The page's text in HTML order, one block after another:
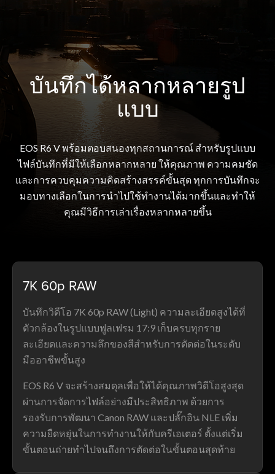
บันทึกได้หลากหลายรูป
แบบ
EOS R6 V พร้อมตอบสนองทุกสถานการณ์ สำหรับรูปแบบ
ไฟล์บันทึกที่มีให้เลือกหลากหลาย ให้คุณภาพ ความคมชัด
และการควบคุมความคิดสร้างสรรค์ขั้นสุด ทุกการบันทึกจะ
มอบทางเลือกในการนำไปใช้ทำงานได้มากขึ้นและทำให้
คุณมีวิธีการเล่าเรื่องหลากหลายขึ้น
7K 60p RAW
บันทึกวิดีโอ 7K 60p RAW (Light) ความละเอียดสูงได้ที่
ตัวกล้องในรูปแบบฟูลเฟรม 17:9 เก็บครบทุกราย
ละเอียดและความลึกของสีสำหรับการตัดต่อในระดับ
มืออาชีพขั้นสูง
EOS R6 V จะสร้างสมดุลเพื่อให้ได้คุณภาพวิดีโอสูงสุด
ผ่านการจัดการไฟล์อย่างมีประสิทธิภาพ ด้วยการ
รองรับการพัฒนา Canon RAW และปลั๊กอิน NLE เพิ่ม
ความยืดหยุ่นในการทำงานให้กับครีเอเตอร์ ตั้งแต่เริ่ม
ขั้นตอนถ่ายทำไปจนถึงการตัดต่อในขั้นตอนสุดท้าย